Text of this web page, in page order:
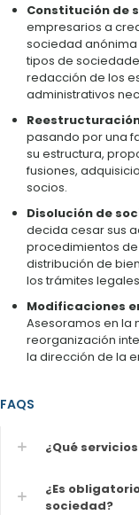
Constitución de
empresarios a
sociedad anónima
tipos de
redacción de los
administrativos
pasando por una
su estructura,
fusiones,
socios.
Disolución de
decida cesar sus
procedimientos
distribución de
los trámites
Modificaciones
Asesoramos en la
reorganización
la dirección de la
FAQS
¿Qué
¿Es
sociedad?